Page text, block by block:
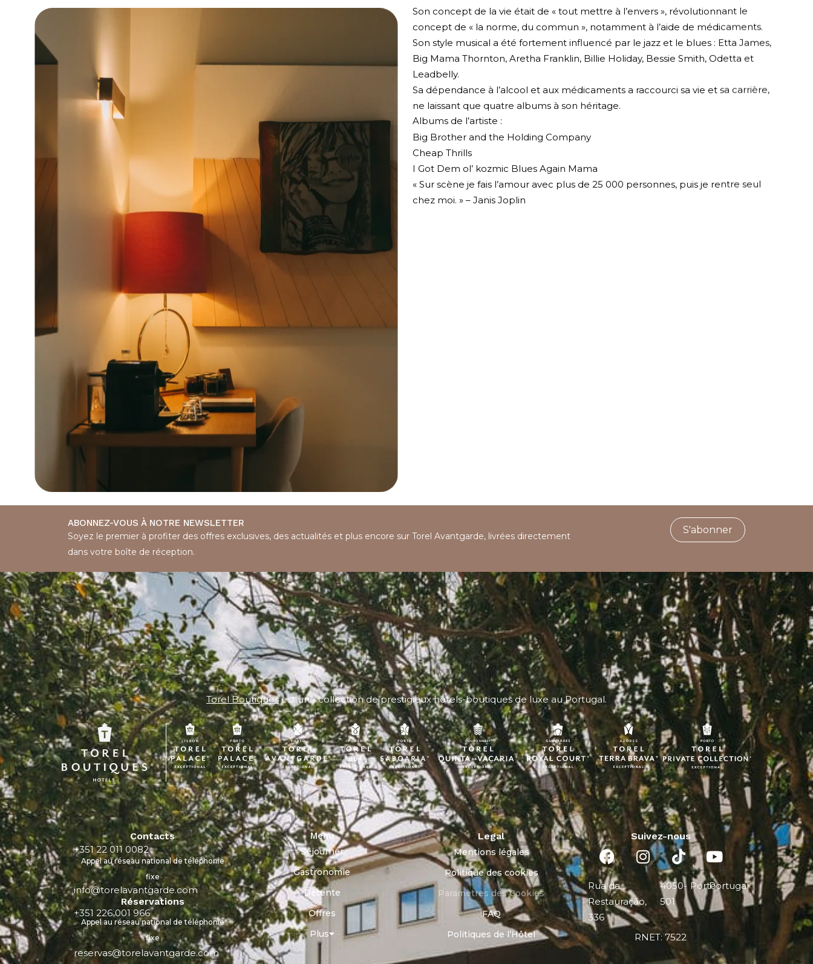
Son concept de la vie était de « tout mettre à l’envers », révolutionnant le
concept de « la norme, du commun », notamment à l’aide de médicaments.
Son style musical a été fortement influencé par le jazz et le blues : Etta James,
Big Mama Thornton, Aretha Franklin, Billie Holiday, Bessie Smith, Odetta et
Leadbelly.
Sa dépendance à l’alcool et aux médicaments a raccourci sa vie et sa carrière,
ne laissant que quatre albums à son héritage.
Albums de l’artiste :
Big Brother and the Holding Company
Cheap Thrills
I Got Dem ol’ kozmic Blues Again Mama
« Sur scène je fais l’amour avec plus de 25 000 personnes, puis je rentre seul
chez moi. » – Janis Joplin
ABONNEZ-VOUS À NOTRE NEWSLETTER
Soyez le premier à profiter des offres exclusives, des actualités et plus encore sur Torel Avantgarde, livrées directement
dans votre boîte de réception.
S'abonner
Torel Boutiquesest une collection de prestigieux hôtels-boutiques de luxe au Portugal.
Contacts
+351 22 011 0082
Appel au réseau national de téléphonie
fixe
info@torelavantgarde.com
Réservations
+351 226 001 966
Appel au réseau national de téléphonie
fixe
reservas@torelavantgarde.com
Menu
Séjourner
Gastronomie
Détente
Offres
Plus
Legal
Mentions légales
Politique des cookies
Paramètres des Cookies
FAQ
Politiques de l’Hôtel
Suivez-nous
Rua da
Restauração,
336
4050-
501
PortoPortugal
RNET: 7522